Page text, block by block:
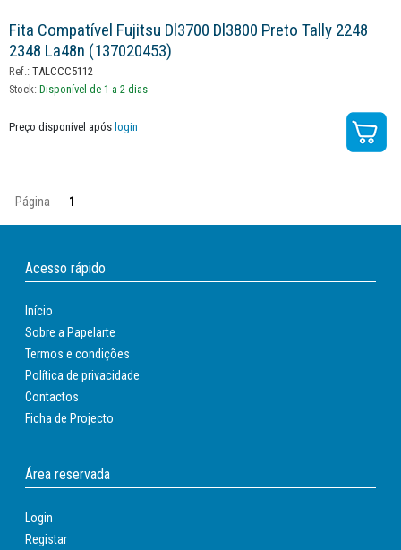
Fita Compatível Fujitsu Dl3700 Dl3800 Preto Tally 2248
2348 La48n (137020453)
Ref.: TALCCC5112
Stock: Disponível de 1 a 2 dias
Preço disponível após login
Página 1
Acesso rápido
Início
Sobre a Papelarte
Termos e condições
Política de privacidade
Contactos
Ficha de Projecto
Área reservada
Login
Registar